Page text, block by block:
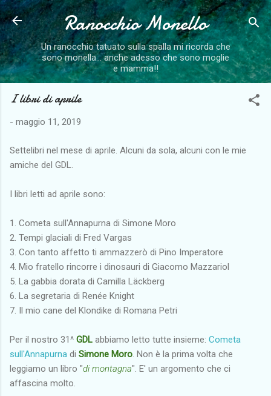
Passa ai contenuti principali
Ranocchio Monello
Un ranocchio tatuato sulla spalla mi ricorda che
sono monella... anche adesso che sono moglie
e mamma!!
I libri di aprile
- maggio 11, 2019
Settelibri nel mese di aprile. Alcuni da sola, alcuni con le mie
amiche del GDL.
I libri letti ad aprile sono:
1. Cometa sull'Annapurna di Simone Moro
2. Tempi glaciali di Fred Vargas
3. Con tanto affetto ti ammazzerò di Pino Imperatore
4. Mio fratello rincorre i dinosauri di Giacomo Mazzariol
5. La gabbia dorata di Camilla Läckberg
6. La segretaria di Renée Knight
7. Il mio cane del Klondike di Romana Petri
Per il nostro 31^ GDL abbiamo letto tutte insieme: Cometa
sull'Annapurna di Simone Moro . Non è la prima volta che
leggiamo un libro "di montagna". E' un argomento che ci
affascina molto.